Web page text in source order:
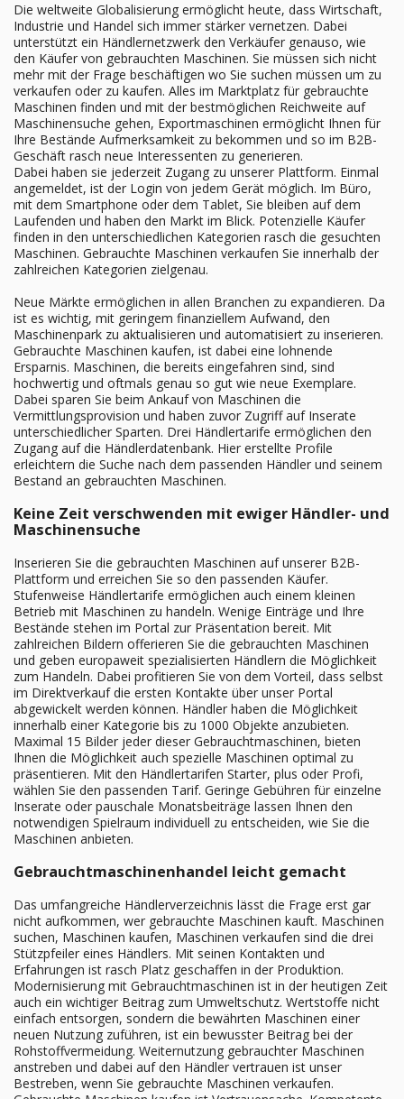
Die weltweite Globalisierung ermöglicht heute, dass Wirtschaft,
Industrie und Handel sich immer stärker vernetzen. Dabei
unterstützt ein Händlernetzwerk den Verkäufer genauso, wie
den Käufer von gebrauchten Maschinen. Sie müssen sich nicht
mehr mit der Frage beschäftigen wo Sie suchen müssen um zu
verkaufen oder zu kaufen. Alles im Marktplatz für gebrauchte
Maschinen finden und mit der bestmöglichen Reichweite auf
Maschinensuche gehen, Exportmaschinen ermöglicht Ihnen für
Ihre Bestände Aufmerksamkeit zu bekommen und so im B2B-
Geschäft rasch neue Interessenten zu generieren.
Dabei haben sie jederzeit Zugang zu unserer Plattform. Einmal
angemeldet, ist der Login von jedem Gerät möglich. Im Büro,
mit dem Smartphone oder dem Tablet, Sie bleiben auf dem
Laufenden und haben den Markt im Blick. Potenzielle Käufer
finden in den unterschiedlichen Kategorien rasch die gesuchten
Maschinen. Gebrauchte Maschinen verkaufen Sie innerhalb der
zahlreichen Kategorien zielgenau.
Neue Märkte ermöglichen in allen Branchen zu expandieren. Da
ist es wichtig, mit geringem finanziellem Aufwand, den
Maschinenpark zu aktualisieren und automatisiert zu inserieren.
Gebrauchte Maschinen kaufen, ist dabei eine lohnende
Ersparnis. Maschinen, die bereits eingefahren sind, sind
hochwertig und oftmals genau so gut wie neue Exemplare.
Dabei sparen Sie beim Ankauf von Maschinen die
Vermittlungsprovision und haben zuvor Zugriff auf Inserate
unterschiedlicher Sparten. Drei Händlertarife ermöglichen den
Zugang auf die Händlerdatenbank. Hier erstellte Profile
erleichtern die Suche nach dem passenden Händler und seinem
Bestand an gebrauchten Maschinen.
Keine Zeit verschwenden mit ewiger Händler- und
Maschinensuche
Inserieren Sie die gebrauchten Maschinen auf unserer B2B-
Plattform und erreichen Sie so den passenden Käufer.
Stufenweise Händlertarife ermöglichen auch einem kleinen
Betrieb mit Maschinen zu handeln. Wenige Einträge und Ihre
Bestände stehen im Portal zur Präsentation bereit. Mit
zahlreichen Bildern offerieren Sie die gebrauchten Maschinen
und geben europaweit spezialisierten Händlern die Möglichkeit
zum Handeln. Dabei profitieren Sie von dem Vorteil, dass selbst
im Direktverkauf die ersten Kontakte über unser Portal
abgewickelt werden können. Händler haben die Möglichkeit
innerhalb einer Kategorie bis zu 1000 Objekte anzubieten.
Maximal 15 Bilder jeder dieser Gebrauchtmaschinen, bieten
Ihnen die Möglichkeit auch spezielle Maschinen optimal zu
präsentieren. Mit den Händlertarifen Starter, plus oder Profi,
wählen Sie den passenden Tarif. Geringe Gebühren für einzelne
Inserate oder pauschale Monatsbeiträge lassen Ihnen den
notwendigen Spielraum individuell zu entscheiden, wie Sie die
Maschinen anbieten.
Gebrauchtmaschinenhandel leicht gemacht
Das umfangreiche Händlerverzeichnis lässt die Frage erst gar
nicht aufkommen, wer gebrauchte Maschinen kauft. Maschinen
suchen, Maschinen kaufen, Maschinen verkaufen sind die drei
Stützpfeiler eines Händlers. Mit seinen Kontakten und
Erfahrungen ist rasch Platz geschaffen in der Produktion.
Modernisierung mit Gebrauchtmaschinen ist in der heutigen Zeit
auch ein wichtiger Beitrag zum Umweltschutz. Wertstoffe nicht
einfach entsorgen, sondern die bewährten Maschinen einer
neuen Nutzung zuführen, ist ein bewusster Beitrag bei der
Rohstoffvermeidung. Weiternutzung gebrauchter Maschinen
anstreben und dabei auf den Händler vertrauen ist unser
Bestreben, wenn Sie gebrauchte Maschinen verkaufen.